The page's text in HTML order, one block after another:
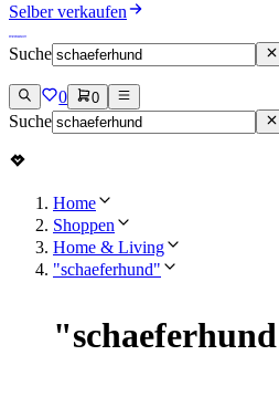
Selber verkaufen
Suche
0 0
Suche
Home
Shoppen
Home & Living
"schaeferhund"
"schaeferhund